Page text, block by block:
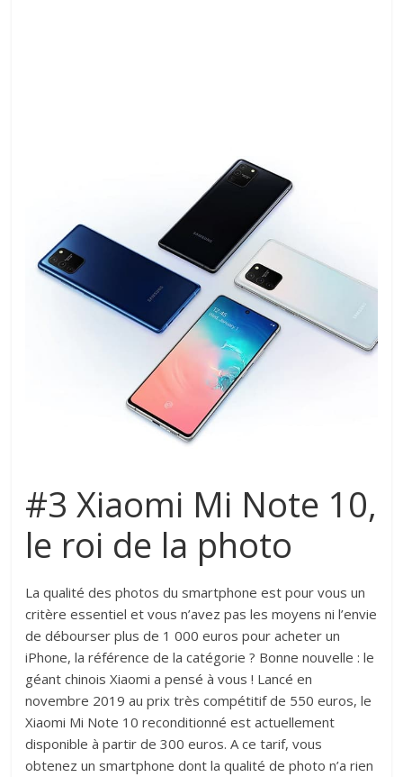
#3 Xiaomi Mi Note 10,
le roi de la photo
La qualité des photos du smartphone est pour vous un
critère essentiel et vous n’avez pas les moyens ni l’envie
de débourser plus de 1 000 euros pour acheter un
iPhone, la référence de la catégorie ? Bonne nouvelle : le
géant chinois Xiaomi a pensé à vous ! Lancé en
novembre 2019 au prix très compétitif de 550 euros, le
Xiaomi Mi Note 10 reconditionné est actuellement
disponible à partir de 300 euros. A ce tarif, vous
obtenez un smartphone dont la qualité de photo n’a rien